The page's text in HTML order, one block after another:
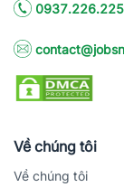
0937.226.225
Về chúng tôi
Về chúng tôi